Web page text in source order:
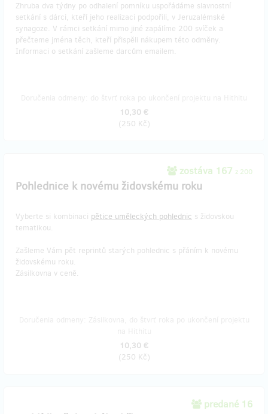
Zhruba dva týdny po odhalení pomníku uspořádáme slavnostní
setkání s dárci, kteří jeho realizaci podpořili, v Jeruzalémské
synagoze. V rámci setkání mimo jiné zapálíme 200 svíček a
přečteme jména těch, kteří přispěli nákupem této odměny.
Informaci o setkání zašleme darcům emailem.
10,30 €
(250 Kč)
zostáva 167 z 200
Pohlednice k novému židovskému roku
Vyberte si kombinaci pětice uměleckých pohlednic s židovskou
tematikou.
Zašleme Vám pět reprintů starých pohlednic s přáním k novému
židovskému roku.
Zásilkovna v ceně.
10,30 €
(250 Kč)
predané 16